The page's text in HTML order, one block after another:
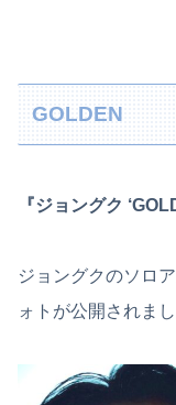
GOLDEN
『ジョングク
ジョングクのソロ
ォトが公開されまし